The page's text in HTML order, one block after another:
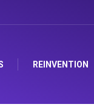
REINVENTION